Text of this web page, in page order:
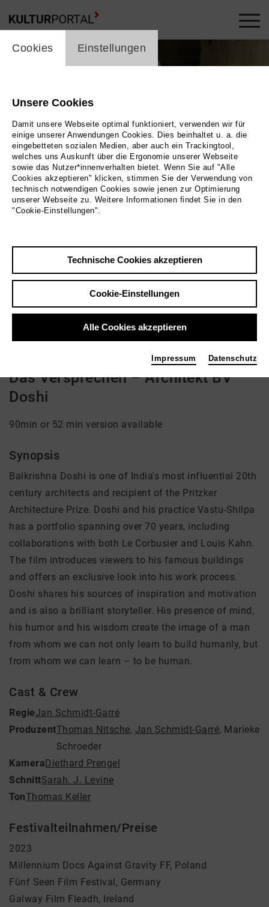
Foto 2023 PARS Media | MAGNETFILM
Zurück|Übersicht
Film Info
2023 | 90 min.
Regie: Jan Schmidt-Garré
kein Angebot eingestellt
Das Versprechen – Architekt BV
Doshi
90min or 52 min version available
Synopsis
Balkrishna Doshi is one of India's most influential 20th
century architects and recipient of the Pritzker
Architecture Prize. Doshi and his practice Vastu-Shilpa
has a portfolio spanning over 70 years, including
collaborations with both Le Corbusier and Louis Kahn.
The film introduces viewers to his famous buildings
and offers an exclusive look into his work process.
Doshi shares his sources of inspiration and motivation
and is also a brilliant storyteller. His presence of mind,
his humor and his wisdom create the image of a man
from whom we can not only learn to build humanly, but
from whom we can learn – to be human.
Cast & Crew
RegieJan Schmidt-Garré
ProduzentThomas Nitsche, Jan Schmidt-Garré, Marieke
Schroeder
KameraDiethard Prengel
SchnittSarah. J. Levine
TonThomas Keller
Festivalteilnahmen/Preise
2023
Millennium Docs Against Gravity FF, Poland
Fünf Seen Film Festival, Germany
Galway Film Fleadh, Ireland
cookie_layer
Cookies Einstellungen
Unsere Cookies
Damit unsere Webseite optimal funktioniert, verwenden wir für
einige unserer Anwendungen Cookies. Dies beinhaltet u. a. die
eingebetteten sozialen Medien, aber auch ein Trackingtool,
welches uns Auskunft über die Ergonomie unserer Webseite
sowie das Nutzer*innenverhalten bietet. Wenn Sie auf "Alle
Cookies akzeptieren" klicken, stimmen Sie der Verwendung von
technisch notwendigen Cookies sowie jenen zur Optimierung
unserer Webseite zu. Weitere Informationen findet Sie in den
"Cookie-Einstellungen".
Technische Cookies akzeptieren
Cookie-Einstellungen
Alle Cookies akzeptieren
Impressum Datenschutz